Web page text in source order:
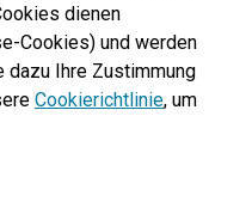
dienen
Cookies) und werden
dazu Ihre Zustimmung
Cookierichtlinie, um